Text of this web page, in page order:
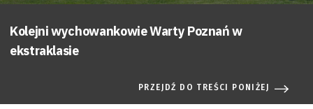
Kolejni wychowankowie Warty Poznań w
ekstraklasie
PRZEJDŹ DO TREŚCI PONIŻEJ